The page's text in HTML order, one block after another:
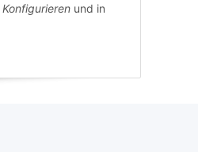
Konfigurieren und in